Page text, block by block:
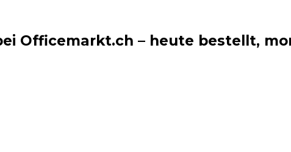
Officemarkt.ch – heute bestellt,